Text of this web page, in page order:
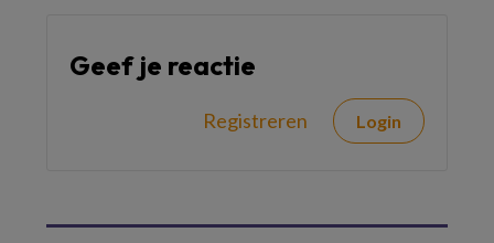
Geef je reactie
Registreren Login